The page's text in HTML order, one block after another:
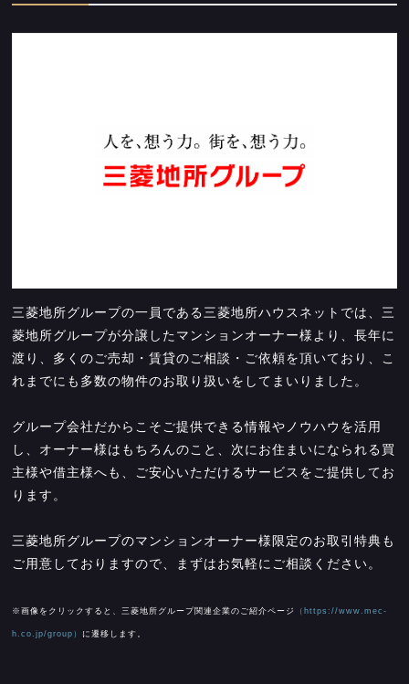
三菱地所グループの一員である三菱地所ハウスネットでは、三
菱地所グループが分譲したマンションオーナー様より、長年に
渡り、多くのご売却・賃貸のご相談・ご依頼を頂いており、こ
れまでにも多数の物件のお取り扱いをしてまいりました。
グループ会社だからこそご提供できる情報やノウハウを活用
し、オーナー様はもちろんのこと、次にお住まいになられる買
主様や借主様へも、ご安心いただけるサービスをご提供してお
ります。
三菱地所グループのマンションオーナー様限定のお取引特典も
ご用意しておりますので、まずはお気軽にご相談ください。
※画像をクリックすると、三菱地所グループ関連企業のご紹介ページ （https://www.mec-
h.co.jp/group） に遷移します。